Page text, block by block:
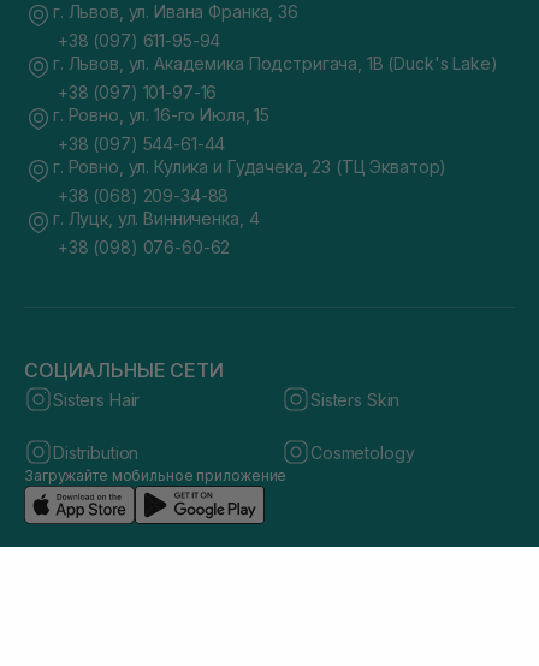
г. Львов, ул. Ивана Франка, 36
+38 (097) 611-95-94
г. Львов, ул. Академика Подстригача, 1В (Duck's Lake)
+38 (097) 101-97-16
г. Ровно, ул. 16-го Июля, 15
+38 (097) 544-61-44
г. Ровно, ул. Кулика и Гудачека, 23 (ТЦ Экватор)
+38 (068) 209-34-88
г. Луцк, ул. Винниченка, 4
+38 (098) 076-60-62
СОЦИАЛЬНЫЕ СЕТИ
Sisters Hair Sisters Skin
Distribution Cosmetology
Загружайте мобильное приложение